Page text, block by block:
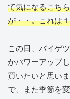
て気になるこちら
が・・。これは
この日、バイゲ
かパワーアップ
買いたいと思い
で、また季節を